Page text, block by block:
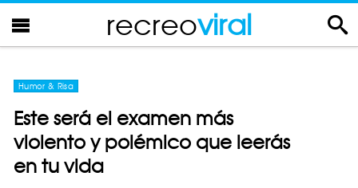
recreoviral
Humor & Risa
Este será el examen más
violento y polémico que leerás
en tu vida